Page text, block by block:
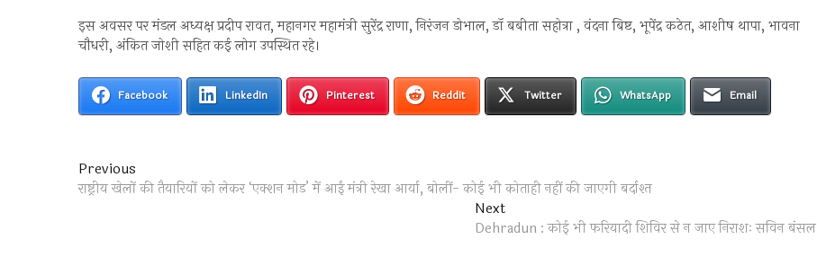
इस अवसर पर मंडल अध्यक्ष प्रदीप रावत, महानगर महामंत्री सुरेंद्र राणा, निरंजन डोभाल, डॉ बबीता सहोत्रा , वंदना बिष्ट, भूपेंद्र कठेत, आशीष थापा, भावना
चौधरी, अंकित जोशी सहित कई लोग उपस्थित रहे।
Facebook LinkedIn Pinterest Reddit Twitter WhatsApp Email
Post
navigation
Previous
post:
राष्ट्रीय खेलों की तैयारियों को लेकर ‘एक्शन मोड’ में आईं मंत्री रेखा आर्या, बोलीं- कोई भी कोताही नहीं की जाएगी बर्दाश्त
NextNext
post:
Dehradun : कोई भी फरियादी शिविर से न जाए निराशः सविन बंसल